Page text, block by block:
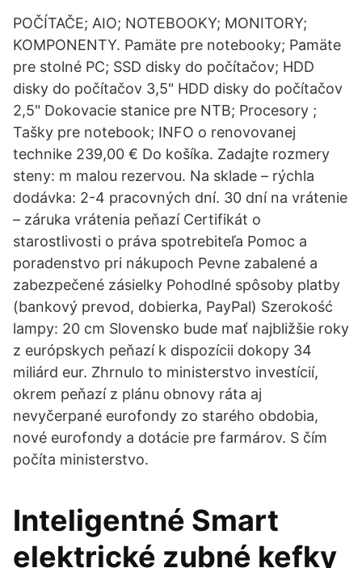
POČÍTAČE; AIO; NOTEBOOKY; MONITORY;
KOMPONENTY. Pamäte pre notebooky; Pamäte
pre stolné PC; SSD disky do počítačov; HDD
disky do počítačov 3,5" HDD disky do počítačov
2,5" Dokovacie stanice pre NTB; Procesory ;
Tašky pre notebook; INFO o renovovanej
technike 239,00 € Do košíka. Zadajte rozmery
steny: m malou rezervou. Na sklade – rýchla
dodávka: 2-4 pracovných dní. 30 dní na vrátenie
– záruka vrátenia peňazí Certifikát o
starostlivosti o práva spotrebiteľa Pomoc a
poradenstvo pri nákupoch Pevne zabalené a
zabezpečené zásielky Pohodlné spôsoby platby
(bankový prevod, dobierka, PayPal) Szerokość
lampy: 20 cm Slovensko bude mať najbližšie roky
z európskych peňazí k dispozícii dokopy 34
miliárd eur. Zhrnulo to ministerstvo investícií,
okrem peňazí z plánu obnovy ráta aj
nevyčerpané eurofondy zo starého obdobia,
nové eurofondy a dotácie pre farmárov. S čím
počíta ministerstvo.
Inteligentné Smart
elektrické zubné kefky